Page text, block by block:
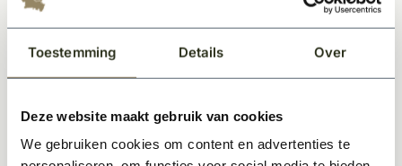
Toestemming Details Over
Deze website maakt gebruik van cookies
We gebruiken cookies om content en advertenties te
een tegel de juiste aandacht nodig. Deze Belgisch
hardsteen vloertegel is donkergrijs verzoet van kleur en